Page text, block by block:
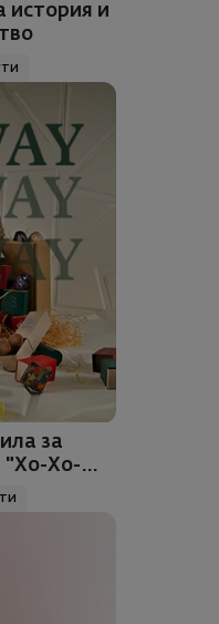
история и
за
"Хо-Хо-